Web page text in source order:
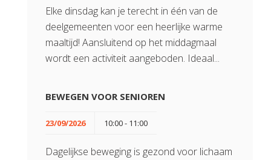
Elke dinsdag kan je terecht in één van de
deelgemeenten voor een heerlijke warme
maaltijd! Aansluitend op het middagmaal
wordt een activiteit aangeboden. Ideaal...
BEWEGEN VOOR SENIOREN
23/09/2026 10:00 - 11:00
Dagelijkse beweging is gezond voor lichaam